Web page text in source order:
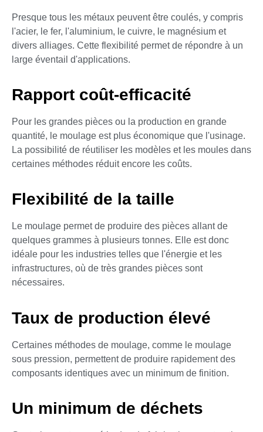
Presque tous les métaux peuvent être coulés, y compris
l'acier, le fer, l'aluminium, le cuivre, le magnésium et
divers alliages. Cette flexibilité permet de répondre à un
large éventail d'applications.
Rapport coût-efficacité
Pour les grandes pièces ou la production en grande
quantité, le moulage est plus économique que l'usinage.
La possibilité de réutiliser les modèles et les moules dans
certaines méthodes réduit encore les coûts.
Flexibilité de la taille
Le moulage permet de produire des pièces allant de
quelques grammes à plusieurs tonnes. Elle est donc
idéale pour les industries telles que l'énergie et les
infrastructures, où de très grandes pièces sont
nécessaires.
Taux de production élevé
Certaines méthodes de moulage, comme le moulage
sous pression, permettent de produire rapidement des
composants identiques avec un minimum de finition.
Un minimum de déchets